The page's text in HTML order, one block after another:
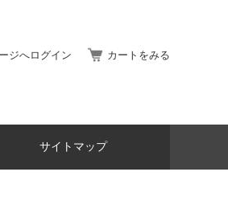
ジへログイン カートをみる
サイトマップ